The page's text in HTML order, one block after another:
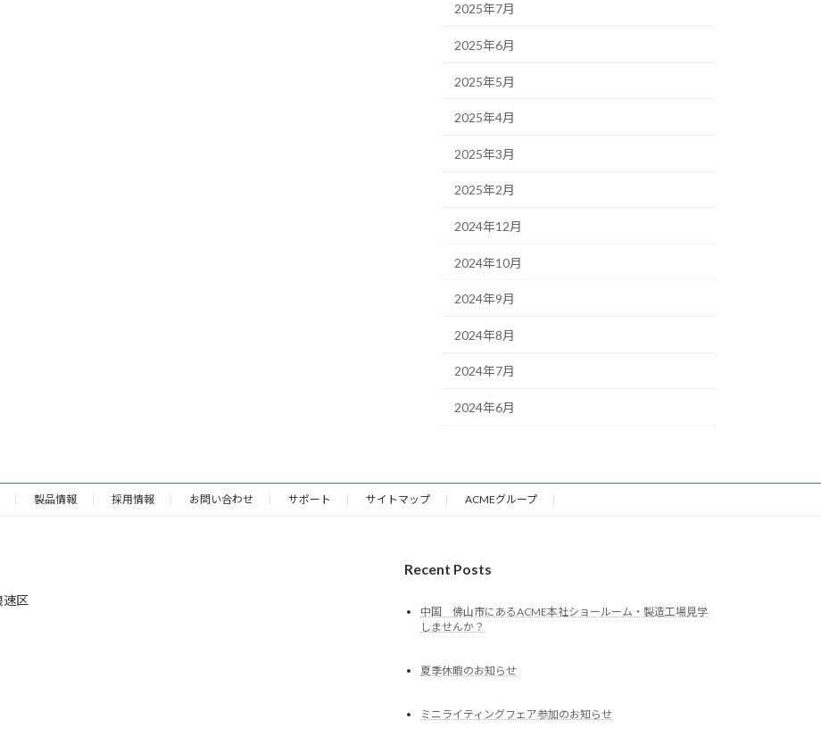
2025年7月
2025年6月
2025年5月
2025年4月
2025年3月
2025年2月
2024年12月
2024年10月
2024年9月
2024年8月
2024年7月
2024年6月
製品情報 採用情報 お問い合わせ サポート サイトマップ ACMEグループ
速区
Recent Posts
中国 佛山市にあるACME本社ショールーム・製造工場見学
しませんか？
夏季休暇のお知らせ
ミニライティングフェア参加のお知らせ